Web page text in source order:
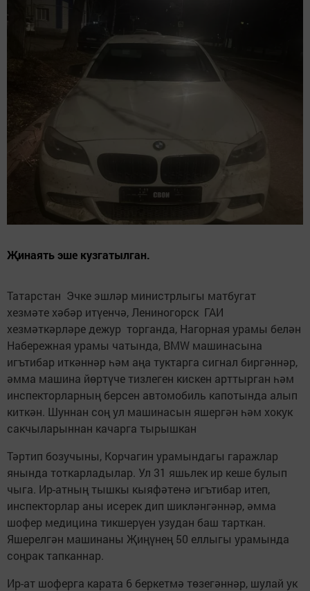
Җинаять эше кузгатылган.
Татарстан Эчке эшләр министрлыгы матбугат
хезмәте хәбәр итүенчә, Лениногорск ГАИ
хезмәткәрләре дежур торганда, Нагорная урамы белән
Набережная урамы чатында, BMW машинасына
игътибар иткәннәр һәм аңа туктарга сигнал биргәннәр,
әмма машина йөртүче тизлеген кискен арттырган һәм
инспекторларның берсен автомобиль капотында алып
киткән. Шуннан соң ул машинасын яшергән һәм хокук
сакчыларыннан качарга тырышкан
Тәртип бозучыны, Корчагин урамындагы гаражлар
янында тоткарладылар. Ул 31 яшьлек ир кеше булып
чыга. Ир-атның тышкы кыяфәтенә игътибар итеп,
инспекторлар аны исерек дип шикләнгәннәр, әмма
шофер медицина тикшерүен узудан баш тарткан.
Яшерелгән машинаны Җиңүнең 50 еллыгы урамында
соңрак тапканнар.
Ир-ат шоферга карата 6 беркетмә төзегәннәр, шулай ук